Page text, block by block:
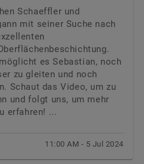
Schaeffler und
mit seiner Suche nach
es Sebastian, noch
zu gleiten und noch
Schaut das Video, um zu
und folgt uns, um mehr
erfahren! ...
11:00 AM - 5 Jul 2024